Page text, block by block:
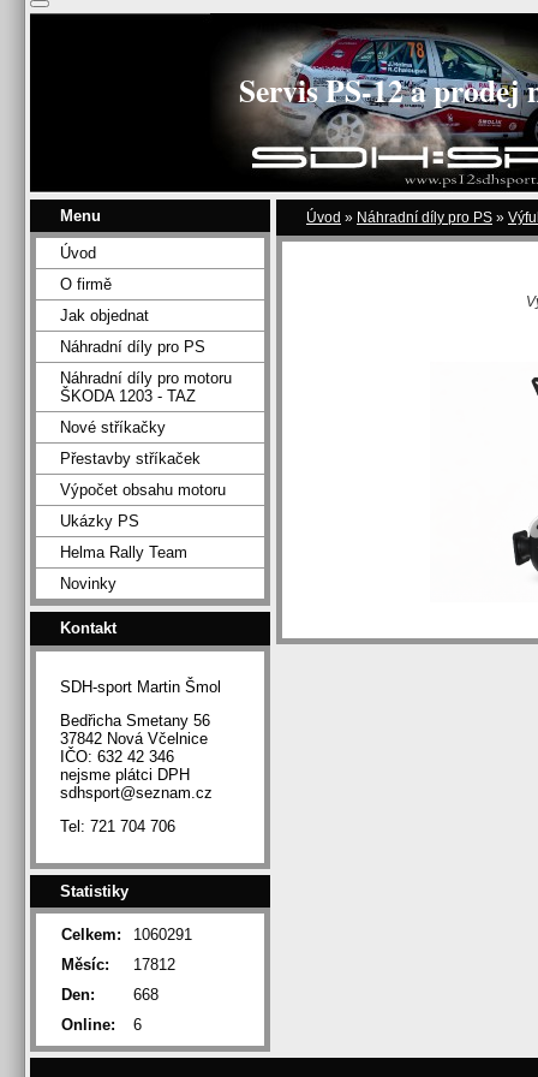
Servis PS-12 a
Úvod » Náhradní díly pro PS »
Menu
Úvod
O firmě
Jak objednat
Náhradní díly pro PS
Náhradní díly pro motoru
ŠKODA 1203 - TAZ
Nové stříkačky
Přestavby stříkaček
Výpočet obsahu motoru
Ukázky PS
Helma Rally Team
Novinky
Kontakt
SDH-sport Martin Šmol
Bedřicha Smetany 56
37842 Nová Včelnice
IČO: 632 42 346
nejsme plátci DPH
sdhsport@seznam.cz
Tel: 721 704 706
Statistiky
Online: 6
Celkem:
1060291
Měsíc:
17812
Den:
668